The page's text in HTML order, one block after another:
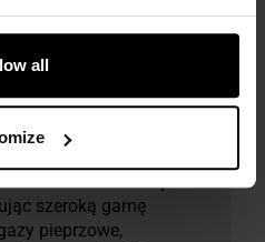
all
od 1975 roku
sprzętu ochrony
szeroką gamę
pieprzowe,